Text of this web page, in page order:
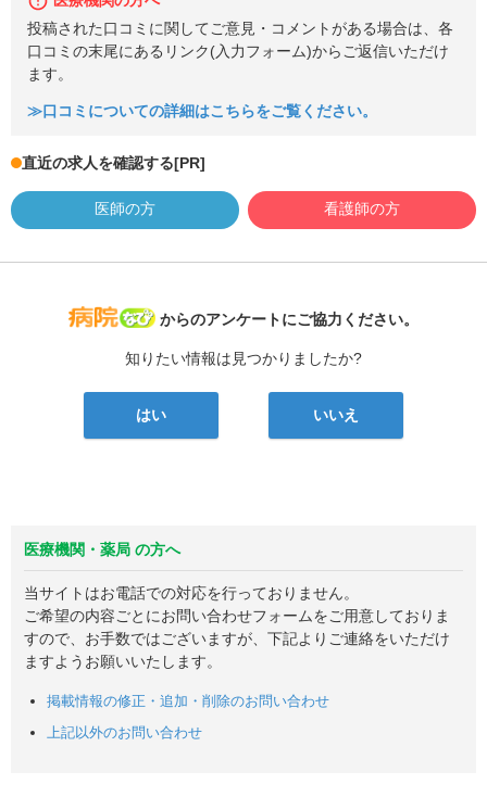
投稿された口コミに関してご意見・コメントがある場合は、各
口コミの末尾にあるリンク(入力フォーム)からご返信いただけ
ます。
≫口コミについての詳細はこちらをご覧ください。
直近の求人を確認する[PR]
医師の方 看護師の方
病院なび
からのアンケートにご協力ください。
知りたい情報は見つかりましたか?
はい いいえ
医療機関・薬局 の方へ
当サイトはお電話での対応を行っておりません。
ご希望の内容ごとにお問い合わせフォームをご用意しておりま
すので、お手数ではございますが、下記よりご連絡をいただけ
ますようお願いいたします。
掲載情報の修正・追加・削除のお問い合わせ
上記以外のお問い合わせ